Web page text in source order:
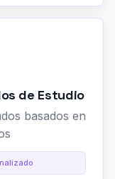
de Estudio
basados en